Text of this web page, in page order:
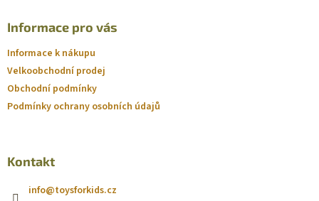
Informace pro vás
Informace k nákupu
Velkoobchodní prodej
Obchodní podmínky
Podmínky ochrany osobních údajů
Kontakt
info@toysforkids.cz